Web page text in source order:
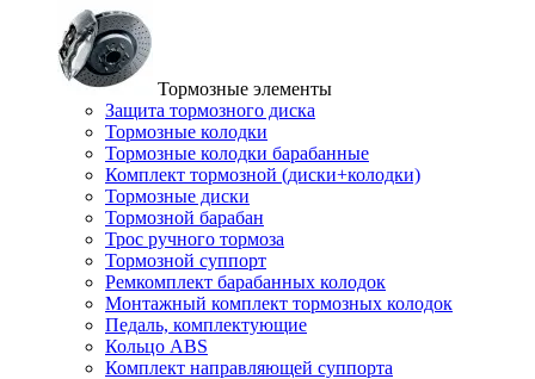
Тормозные элементы
Защита тормозного диска
Тормозные колодки
Тормозные колодки барабанные
Комплект тормозной (диски+колодки)
Тормозные диски
Тормозной барабан
Трос ручного тормоза
Тормозной суппорт
Ремкомплект барабанных колодок
Монтажный комплект тормозных колодок
Педаль, комплектующие
Кольцо ABS
Комплект направляющей суппорта